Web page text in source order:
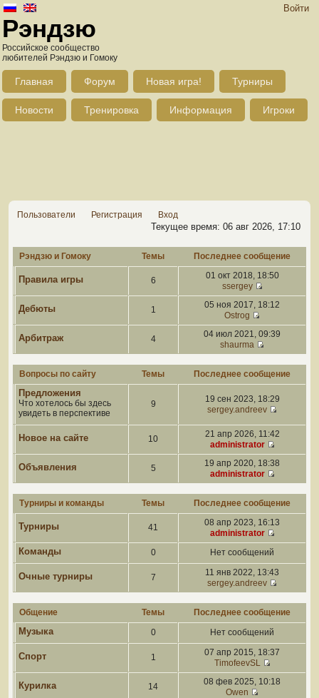
Войти
Рэндзю
Российское сообщество
любителей Рэндзю и Гомоку
Главная Форум Новая игра! Турниры
Новости Тренировка Информация Игроки
Пользователи Регистрация Вход
Текущее время: 06 авг 2026, 17:10
Рэндзю и Гомоку Темы Последнее сообщение
Правила игры 6
01 окт 2018, 18:50
ssergey
Дебюты 1
05 ноя 2017, 18:12
Ostrog
Арбитраж 4
04 июл 2021, 09:39
shaurma
Вопросы по сайту Темы Последнее сообщение
Предложения
Что хотелось бы здесь
увидеть в перспективе
9
19 сен 2023, 18:29
sergey.andreev
Новое на сайте 10
21 апр 2026, 11:42
administrator
Объявления 5
19 апр 2020, 18:38
administrator
Турниры и команды Темы Последнее сообщение
Турниры 41
08 апр 2023, 16:13
administrator
Команды 0 Нет сообщений
Очные турниры 7
11 янв 2022, 13:43
sergey.andreev
Общение Темы Последнее сообщение
Музыка 0 Нет сообщений
Спорт 1
07 апр 2015, 18:37
TimofeevSL
Курилка 14
08 фев 2025, 10:18
Owen